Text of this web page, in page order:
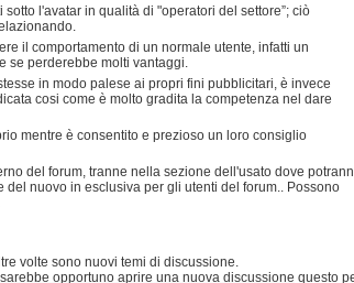
l'avatar in qualità di "operatori del settore”; ciò
il comportamento di un normale utente, infatti un
se perderebbe molti vantaggi.
in modo palese ai propri fini pubblicitari, è invece
cosi come è molto gradita la competenza nel dare
mentre è consentito e prezioso un loro consiglio
del forum, tranne nella sezione dell'usato dove
nuovo in esclusiva per gli utenti del forum.. Possono
volte sono nuovi temi di discussione.
sarebbe opportuno aprire una nuova discussione questo